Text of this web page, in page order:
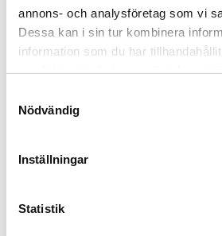
annons- och analysföretag som vi
Dessa kan i sin tur kombinera
information som du har
samlat in när du har använt deras
Nödvändig
Inställningar
Statistik
<2 kg = 45-60 g
2-3 kg = 60-75 g
4-5 kg = 90-105 g